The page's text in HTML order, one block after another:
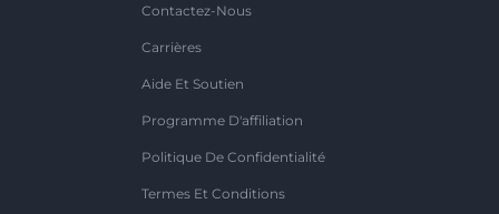
Contactez-Nous
Carrières
Aide Et Soutien
Programme D'affiliation
Politique De Confidentialité
Termes Et Conditions